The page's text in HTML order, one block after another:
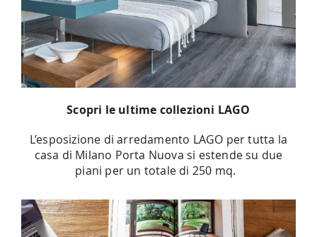
Scopri le ultime collezioni LAGO
L’esposizione di arredamento LAGO per tutta la
casa di Milano Porta Nuova si estende su due
piani per un totale di 250 mq.